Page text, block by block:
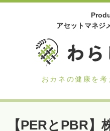
アセットマネジ
おカネの健康を
【PERとPBR】